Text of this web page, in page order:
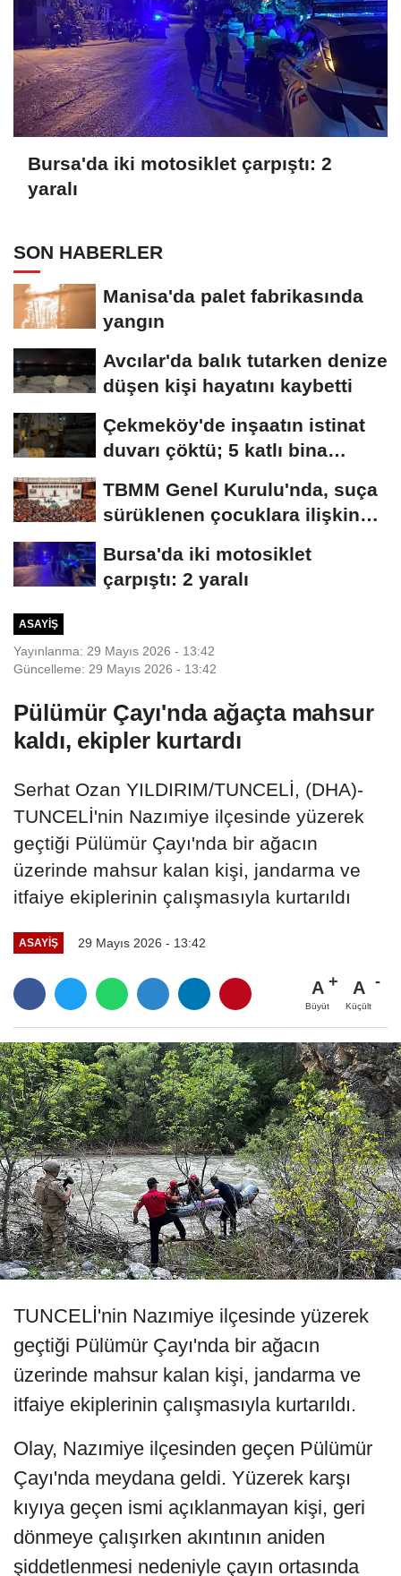
Bursa'da iki motosiklet çarpıştı: 2
yaralı
SON HABERLER
Manisa'da palet fabrikasında
yangın
Avcılar'da balık tutarken denize
düşen kişi hayatını kaybetti
Çekmeköy'de inşaatın istinat
duvarı çöktü; 5 katlı bina
TBMM Genel Kurulu'nda, suça
sürüklenen çocuklara ilişkin
Bursa'da iki motosiklet
çarpıştı: 2 yaralı
ASAYIŞ
Yayınlanma: 29 Mayıs 2026 - 13:42
Güncelleme: 29 Mayıs 2026 - 13:42
Pülümür Çayı'nda ağaçta mahsur
kaldı, ekipler kurtardı
Serhat Ozan YILDIRIM/TUNCELİ, (DHA)-
TUNCELİ'nin Nazımiye ilçesinde yüzerek
geçtiği Pülümür Çayı'nda bir ağacın
üzerinde mahsur kalan kişi, jandarma ve
itfaiye ekiplerinin çalışmasıyla kurtarıldı
ASAYIŞ 29 Mayıs 2026 - 13:42
A
Büyüt
A
Küçült
TUNCELİ'nin Nazımiye ilçesinde yüzerek
geçtiği Pülümür Çayı'nda bir ağacın
üzerinde mahsur kalan kişi, jandarma ve
itfaiye ekiplerinin çalışmasıyla kurtarıldı.
Olay, Nazımiye ilçesinden geçen Pülümür
Çayı'nda meydana geldi. Yüzerek karşı
kıyıya geçen ismi açıklanmayan kişi, geri
dönmeye çalışırken akıntının aniden
şiddetlenmesi nedeniyle çayın ortasında